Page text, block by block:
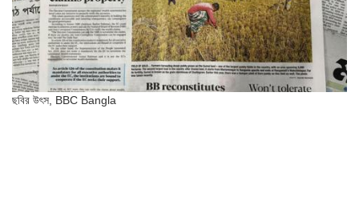
ছবির উৎস, BBC Bangla